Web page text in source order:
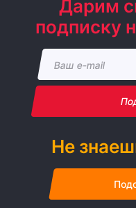
Дарим
подписку
Не